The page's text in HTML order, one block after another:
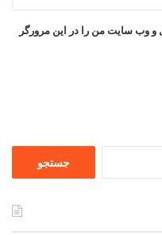
و وب سایت من را در این مرورگر